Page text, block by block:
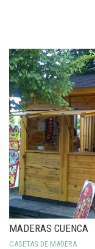
MADERAS CUENCA
CASETAS DE MADERA